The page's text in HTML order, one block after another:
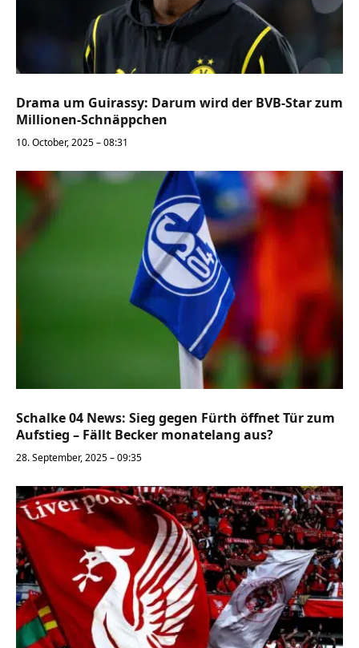
Drama um Guirassy: Darum wird der BVB-Star zum
Millionen-Schnäppchen
10. October, 2025 – 08:31
Schalke 04 News: Sieg gegen Fürth öffnet Tür zum
Aufstieg – Fällt Becker monatelang aus?
28. September, 2025 – 09:35